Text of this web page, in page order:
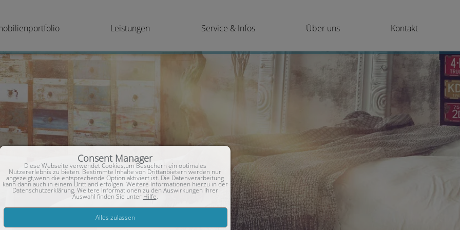
Leistungen Service & Infos Über uns Kontakt
Consent Manager
Diese Webseite verwendet Cookies,um Besuchern ein optimales
Nutzererlebnis zu bieten. Bestimmte Inhalte von Drittanbietern werden nur
angezeigt,wenn die entsprechende Option aktiviert ist. Die Datenverarbeitung
kann dann auch in einem Drittland erfolgen. Weitere Informationen hierzu in der
Datenschutzerklärung. Weitere Informationen zu den Auswirkungen Ihrer
Auswahl finden Sie unter Hilfe.
Consent Manager
Um fortfahren zu können,müssen Sie eine Cookie-Auswahl treffen.
erhalten Sie eine Erläuterung der verschiedenen Optionen und
Jedes Cookie wie z.B. Tracking- und Analytische-Cookies sowie